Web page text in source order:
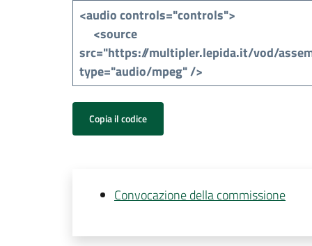
Copia il codice
Convocazione della commissione